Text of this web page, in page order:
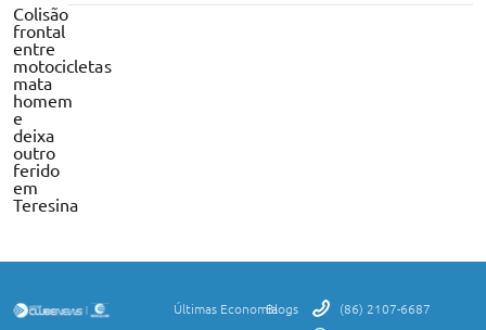
Colisão
frontal
entre
motocicletas
mata
homem
e
deixa
outro
ferido
em
Teresina
Últimas EconomiaBlogs
(86) 2107-6687